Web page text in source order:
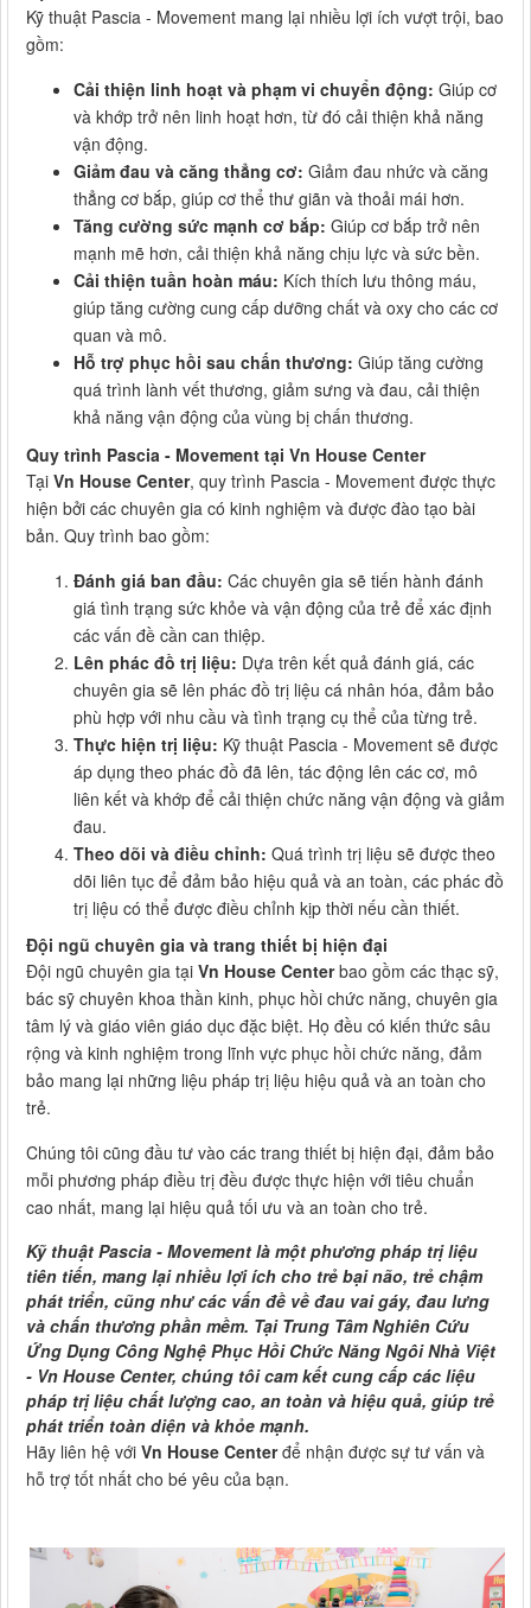
Kỹ thuật Pascia - Movement mang lại nhiều lợi ích vượt trội, bao
gồm:
Cải thiện linh hoạt và phạm vi chuyển động: Giúp cơ
và khớp trở nên linh hoạt hơn, từ đó cải thiện khả năng
vận động.
Giảm đau và căng thẳng cơ: Giảm đau nhức và căng
thẳng cơ bắp, giúp cơ thể thư giãn và thoải mái hơn.
Tăng cường sức mạnh cơ bắp: Giúp cơ bắp trở nên
mạnh mẽ hơn, cải thiện khả năng chịu lực và sức bền.
Cải thiện tuần hoàn máu: Kích thích lưu thông máu,
giúp tăng cường cung cấp dưỡng chất và oxy cho các cơ
quan và mô.
Hỗ trợ phục hồi sau chấn thương: Giúp tăng cường
quá trình lành vết thương, giảm sưng và đau, cải thiện
khả năng vận động của vùng bị chấn thương.
Quy trình Pascia - Movement tại Vn House Center
Tại Vn House Center, quy trình Pascia - Movement được thực
hiện bởi các chuyên gia có kinh nghiệm và được đào tạo bài
bản. Quy trình bao gồm:
Đánh giá ban đầu: Các chuyên gia sẽ tiến hành đánh
giá tình trạng sức khỏe và vận động của trẻ để xác định
các vấn đề cần can thiệp.
Lên phác đồ trị liệu: Dựa trên kết quả đánh giá, các
chuyên gia sẽ lên phác đồ trị liệu cá nhân hóa, đảm bảo
phù hợp với nhu cầu và tình trạng cụ thể của từng trẻ.
Thực hiện trị liệu: Kỹ thuật Pascia - Movement sẽ được
áp dụng theo phác đồ đã lên, tác động lên các cơ, mô
liên kết và khớp để cải thiện chức năng vận động và giảm
đau.
Theo dõi và điều chỉnh: Quá trình trị liệu sẽ được theo
dõi liên tục để đảm bảo hiệu quả và an toàn, các phác đồ
trị liệu có thể được điều chỉnh kịp thời nếu cần thiết.
Đội ngũ chuyên gia và trang thiết bị hiện đại
Đội ngũ chuyên gia tại Vn House Centerbao gồm các thạc sỹ,
bác sỹ chuyên khoa thần kinh, phục hồi chức năng, chuyên gia
tâm lý và giáo viên giáo dục đặc biệt. Họ đều có kiến thức sâu
rộng và kinh nghiệm trong lĩnh vực phục hồi chức năng, đảm
bảo mang lại những liệu pháp trị liệu hiệu quả và an toàn cho
trẻ.
Chúng tôi cũng đầu tư vào các trang thiết bị hiện đại, đảm bảo
mỗi phương pháp điều trị đều được thực hiện với tiêu chuẩn
cao nhất, mang lại hiệu quả tối ưu và an toàn cho trẻ.
Kỹ thuật Pascia - Movement là một phương pháp trị liệu
tiên tiến, mang lại nhiều lợi ích cho trẻ bại não, trẻ chậm
phát triển, cũng như các vấn đề về đau vai gáy, đau lưng
và chấn thương phần mềm. Tại Trung Tâm Nghiên Cứu
Ứng Dụng Công Nghệ Phục Hồi Chức Năng Ngôi Nhà Việt
- Vn House Center, chúng tôi cam kết cung cấp các liệu
pháp trị liệu chất lượng cao, an toàn và hiệu quả, giúp trẻ
phát triển toàn diện và khỏe mạnh.
Hãy liên hệ với Vn House Centerđể nhận được sự tư vấn và
hỗ trợ tốt nhất cho bé yêu của bạn.